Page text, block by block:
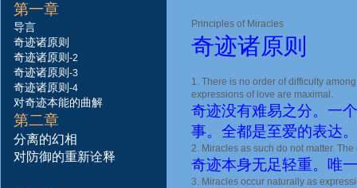
第一章
导言
奇迹诸原则
奇迹诸原则 -2
奇迹诸原则 -3
奇迹诸原则 -4
对奇迹本能的曲解
第二章
分离的幻相
对防御的重新诠释
Principles of Miracles
奇迹诸原则
1. There is no order of difficulty
expressions of love are maximal.
奇迹没有难易之分。一
事。全都是至爱的表达。
2. Miracles as such do not matter.
奇迹本身无足轻重。唯
3. Miracles occur naturally as